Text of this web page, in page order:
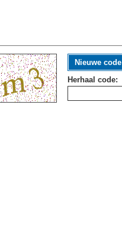
Nieuwe code
Herhaal code: